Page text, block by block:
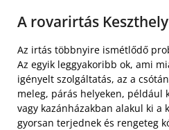
A rovarirtás
Az irtás többnyire ismétlődő
Az egyik leggyakoribb ok, ami
igényelt szolgáltatás, az a
meleg, párás helyeken, például
vagy kazánházakban alakul ki a
gyorsan terjednek és rengeteg